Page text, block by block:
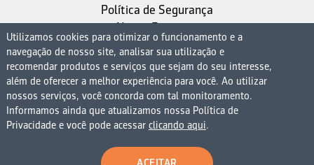
Política de Segurança
Nosso Estatuto
Instituto de Longevidade MAG, uma empresa do
Grupo MAG
| CNPJ 08.474.765/0001-75
Avenida Presidente Juscelino Kubitschek, 1830, 15º
andar bloco 1 (parte), Condomínio Edifício São Luiz -
Vila Nova Conceição
Utilizamos cookies para otimizar o funcionamento e a
navegação de nosso site, analisar sua utilização e
recomendar produtos e serviços que sejam do seu interesse,
além de oferecer a melhor experiência para você. Ao utilizar
nossos serviços, você concorda com tal monitoramento.
Informamos ainda que atualizamos nossa Política de
Privacidade e você pode acessar clicando aqui.